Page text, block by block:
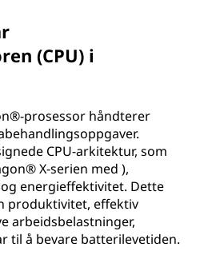
(CPU) i
prosessor håndterer
CPU-arkitektur, som
X-serien med ),
energieffektivitet. Dette
produktivitet, effektiv
arbeidsbelastninger,
til å bevare batterilevetiden.